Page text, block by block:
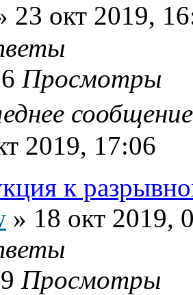
23 окт 2019,
Просмотры
2019, 17:06
к
» 18 окт 2019,
Просмотры